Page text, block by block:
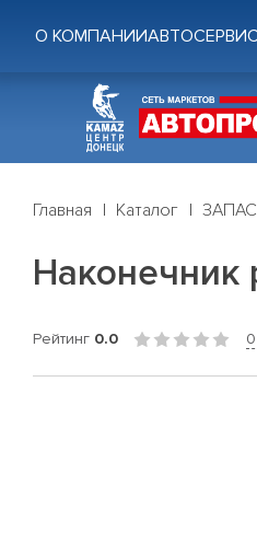
О КОМПАНИИАВТОСЕРВИС
Главная Каталог
Наконечник
Рейтинг 0.0